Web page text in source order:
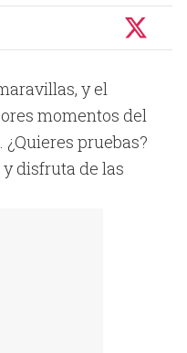
y el
momentos del
pruebas?
disfruta de las